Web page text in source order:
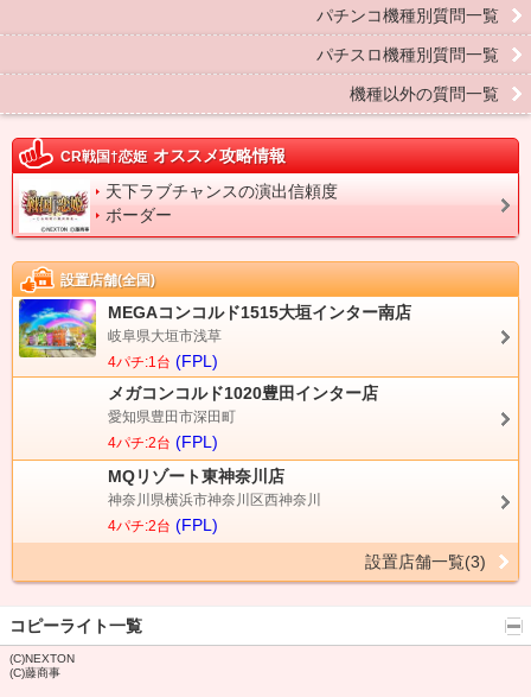
パチンコ機種別質問一覧
パチスロ機種別質問一覧
機種以外の質問一覧
CR戦国†恋姫 オススメ攻略情報
天下ラブチャンスの演出信頼度
ボーダー
設置店舗(全国)
MEGAコンコルド1515大垣インター南店
岐阜県大垣市浅草
4パチ:1台 (FPL)
メガコンコルド1020豊田インター店
愛知県豊田市深田町
4パチ:2台 (FPL)
MQリゾート東神奈川店
神奈川県横浜市神奈川区西神奈川
4パチ:2台 (FPL)
設置店舗一覧(3)
コピーライト一覧
(C)NEXTON
(C)藤商事